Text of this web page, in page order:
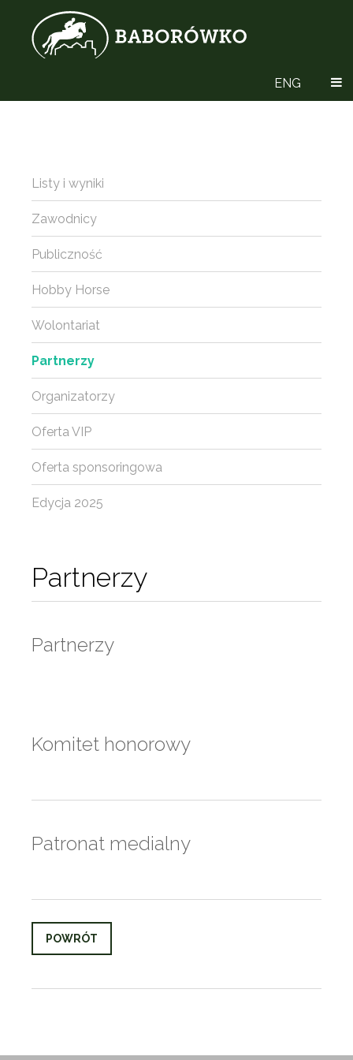
ENG
Partnerzy
Partnerzy
Komitet honorowy
Patronat medialny
POWRÓT
Listy i wyniki
Zawodnicy
Publiczność
Hobby Horse
Wolontariat
Partnerzy
Organizatorzy
Oferta VIP
Oferta sponsoringowa
Edycja 2025